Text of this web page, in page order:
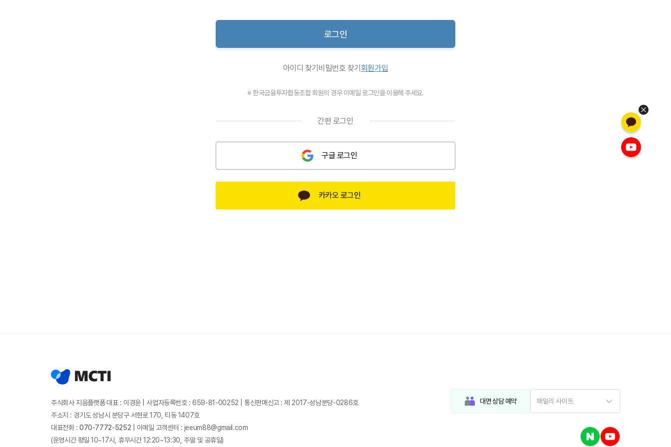
로그인
아이디 찾기 비밀번호 찾기 회원가입
※ 한국금융투자협동조합 회원의 경우 이메일 로그인을 이용해 주세요.
간편 로그인
구글 로그인
카카오 로그인
대면 상담 예약 패밀리 사이트
주식회사 지음플랫폼 대표 : 이경윤 사업자등록번호 : 659-81-00252
통신판매신고 : 제 2017-성남분당-0286호
주소지 : 경기도 성남시 분당구 서현로 170, 티동 1407호
대표전화 : 070-7772-5252
이메일 고객센터 : jeeum88@gmail.com
(운영시간 평일 10~17시, 휴무시간 12:20~13:30, 주말 및 공휴일)